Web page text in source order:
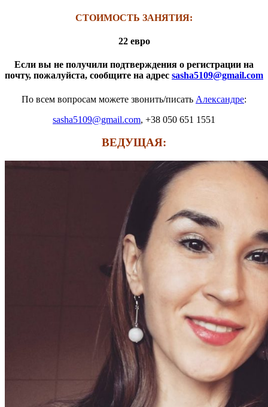
СТОИМОСТЬ ЗАНЯТИЯ:
22 евро
Если вы не получили подтверждения о регистрации на
почту, пожалуйста, сообщите на адрес sasha5109@gmail.com
По всем вопросам можете звонить/писать Александре:
sasha5109@gmail.com, +38 050 651 1551
ВЕДУЩАЯ: